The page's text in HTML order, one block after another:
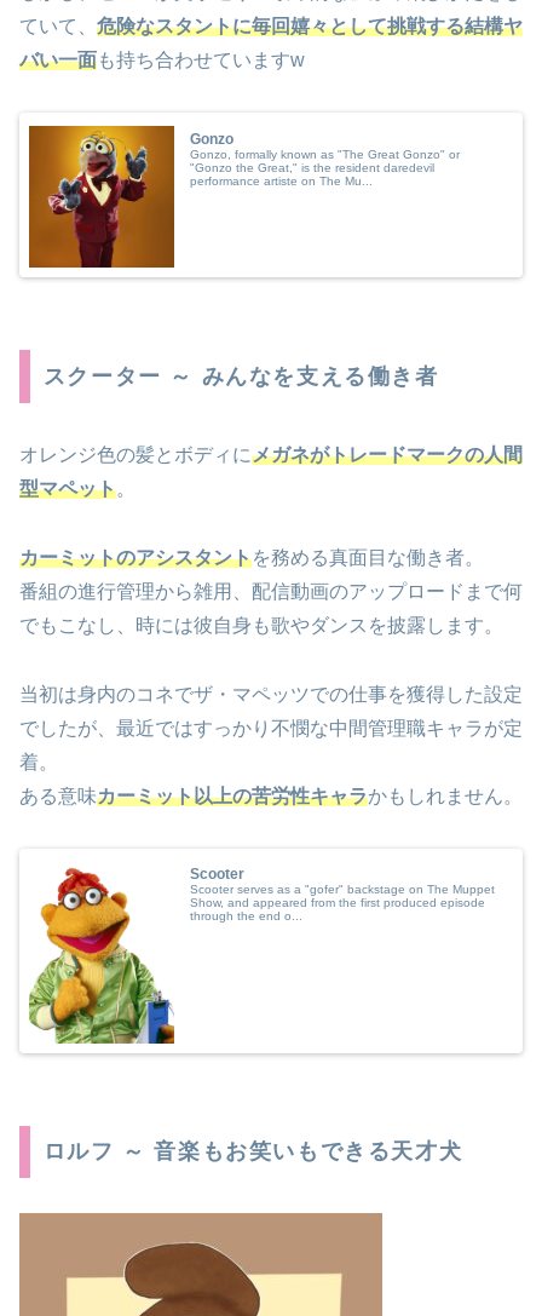
ていて、 危険なスタントに毎回嬉々として挑戦する結構ヤ
バい一面も持ち合わせていますw
Gonzo
Gonzo, formally known as "The Great Gonzo" or
"Gonzo the Great," is the resident daredevil
performance artiste on The Mu...
スクーター ～ みんなを支える働き者
オレンジ色の髪とボディにメガネがトレードマークの人間
型マペット。
カーミットのアシスタントを務める真面目な働き者。
番組の進行管理から雑用、配信動画のアップロードまで何
でもこなし、時には彼自身も歌やダンスを披露します。
当初は身内のコネでザ・マペッツでの仕事を獲得した設定
でしたが、最近ではすっかり不憫な中間管理職キャラが定
着。
ある意味カーミット以上の苦労性キャラかもしれません。
Scooter
Scooter serves as a "gofer" backstage on The Muppet
Show, and appeared from the first produced episode
through the end o...
ロルフ ～ 音楽もお笑いもできる天才犬